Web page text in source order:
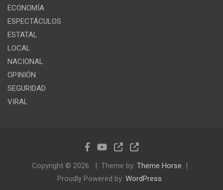
ECONOMÍA
ESPECTÁCULOS
ESTATAL
LOCAL
NACIONAL
OPINIÓN
SEGURIDAD
VIRAL
Copyright © 2026 Theme by: Theme Horse
Proudly Powered by: WordPress